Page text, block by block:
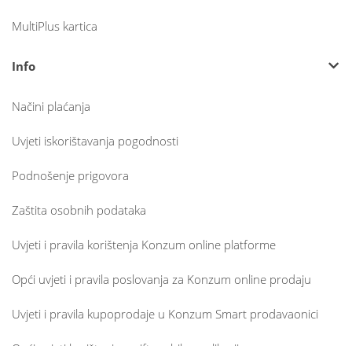
MultiPlus kartica
Info
Načini plaćanja
Uvjeti iskorištavanja pogodnosti
Podnošenje prigovora
Zaštita osobnih podataka
Uvjeti i pravila korištenja Konzum online platforme
Opći uvjeti i pravila poslovanja za Konzum online prodaju
Uvjeti i pravila kupoprodaje u Konzum Smart prodavaonici